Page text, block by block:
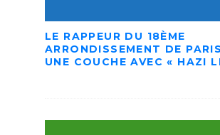
LE RAPPEUR DU 18ÈME
ARRONDISSEMENT DE
UNE COUCHE AVEC « HAZI